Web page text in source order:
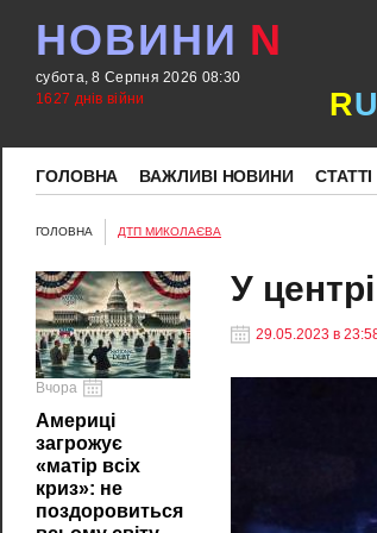
НОВИНИ N
субота, 8 Серпня 2026 08:30
1627 днів війни
RU
ГОЛОВНА ВАЖЛИВІ НОВИНИ СТАТТІ
ГОЛОВНА ДТП МИКОЛАЄВА
Вчора
Америці
загрожує
«матір всіх
криз»: не
поздоровиться
У
29.05.2023 в